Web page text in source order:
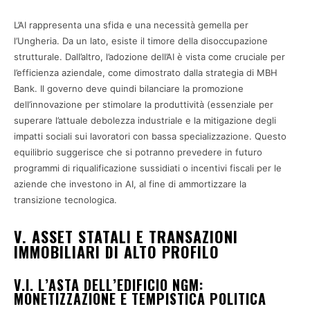
L’AI rappresenta una sfida e una necessità gemella per
l’Ungheria. Da un lato, esiste il timore della disoccupazione
strutturale. Dall’altro, l’adozione dell’AI è vista come cruciale per
l’efficienza aziendale, come dimostrato dalla strategia di MBH
Bank. Il governo deve quindi bilanciare la promozione
dell’innovazione per stimolare la produttività (essenziale per
superare l’attuale debolezza industriale e la mitigazione degli
impatti sociali sui lavoratori con bassa specializzazione. Questo
equilibrio suggerisce che si potranno prevedere in futuro
programmi di riqualificazione sussidiati o incentivi fiscali per le
aziende che investono in AI, al fine di ammortizzare la
transizione tecnologica.
V. ASSET STATALI E TRANSAZIONI
IMMOBILIARI DI ALTO PROFILO
V.I. L’ASTA DELL’EDIFICIO NGM:
MONETIZZAZIONE E TEMPISTICA POLITICA